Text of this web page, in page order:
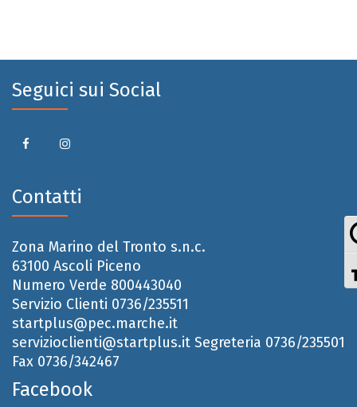
Seguici sui Social
Contatti
Zona Marino del Tronto s.n.c.
63100 Ascoli Piceno
Numero Verde 800443040
Servizio Clienti 0736/235511
startplus@pec.marche.it
servizioclienti@startplus.it Segreteria 0736/235501
Fax 0736/342467
Facebook